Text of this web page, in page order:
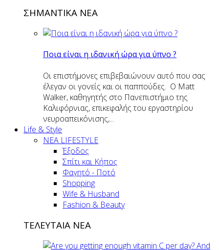
ΣΗΜΑΝΤΙΚΑ ΝΕΑ
Ποια είναι η ιδανική ώρα για ύπνο ?
Οι επιστήμονες επιβεβαιώνουν αυτό που σας
έλεγαν οι γονείς και οι παππούδες. Ο Matt
Walker, καθηγητής στο Πανεπιστήμιο της
Καλιφόρνιας, επικεφαλής του εργαστηρίου
νευροαπεικόνισης,...
Life & Style
ΝΕΑ LIFESTYLE
Έξοδος
Σπίτι και Κήπος
Φαγητό - Ποτό
Shopping
Wife & Husband
Fashion & Beauty
ΤΕΛΕΥΤΑΙΑ ΝΕΑ